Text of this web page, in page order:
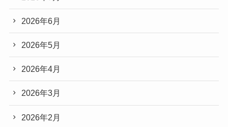
2026年6月
2026年5月
2026年4月
2026年3月
2026年2月